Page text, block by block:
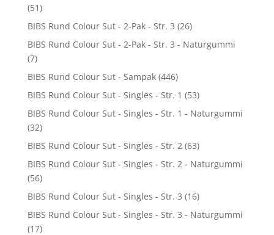
(51)
BIBS Rund Colour Sut - 2-Pak - Str. 3 (26)
BIBS Rund Colour Sut - 2-Pak - Str. 3 - Naturgummi
(7)
BIBS Rund Colour Sut - Sampak (446)
BIBS Rund Colour Sut - Singles - Str. 1 (53)
BIBS Rund Colour Sut - Singles - Str. 1 - Naturgummi
(32)
BIBS Rund Colour Sut - Singles - Str. 2 (63)
BIBS Rund Colour Sut - Singles - Str. 2 - Naturgummi
(56)
BIBS Rund Colour Sut - Singles - Str. 3 (16)
BIBS Rund Colour Sut - Singles - Str. 3 - Naturgummi
(17)